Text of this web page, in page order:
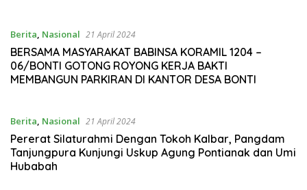
Berita, Nasional 21 April 2024
BERSAMA MASYARAKAT BABINSA KORAMIL 1204 –
06/BONTI GOTONG ROYONG KERJA BAKTI
MEMBANGUN PARKIRAN DI KANTOR DESA BONTI
Berita, Nasional 21 April 2024
Pererat Silaturahmi Dengan Tokoh Kalbar, Pangdam
Tanjungpura Kunjungi Uskup Agung Pontianak dan Umi
Hubabah